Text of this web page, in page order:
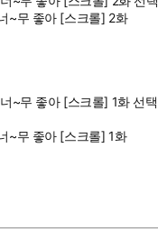
~무 좋아 [스크롤] 2화
~무 좋아 [스크롤] 1화 선택
~무 좋아 [스크롤] 1화